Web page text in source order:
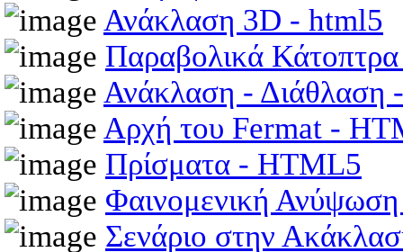
Ανάκλαση 3D - html5
Παραβολικά
Ανάκλαση - Διάθλαση
Αρχή του Fermat -
Πρίσματα - HTML5
Φαινομενική
Σενάριο στην